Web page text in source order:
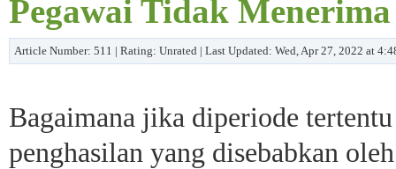
Pegawai Tidak
Article Number: 511 | Rating: Unrated | Last Updated: Wed, Apr 27, 2022 at
Bagaimana jika diperiode
penghasilan yang disebabkan